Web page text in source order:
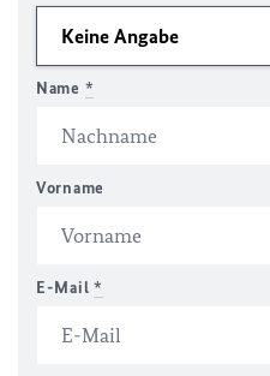
Name *
Vorname
E-Mail *